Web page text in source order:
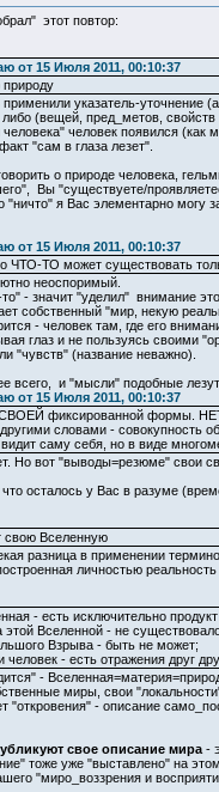
этот повтор:
от 15 Июля 2011, 00:10:37
указатель-уточнение
(вещей, пред_метов, свойств
человека" человек появился
"сам в глаза лезет".
о природе человека,
Вы "существуете/
"ничто" я Вас элементарно могу
от 15 Июля 2011, 00:10:37
ЧТО-ТО может существовать
неоспоримый.
- значит "уделил" внимание
собственный "мир, некую
- человек там, где его
глаз и не пользуясь своими
"чувств" (название неважно).
всего, и "мысли" подобные
от 15 Июля 2011, 00:10:37
фиксированной формы.
словами - совокупность
саму себя, но в виде
Но вот "выводы=резюме" свои
осталось у Вас в разуме
свою Вселенную
разница в применении
личностью
- есть исключительно
этой Вселенной - не
Взрыва - быть не может;
человек - есть отражения друг
-
миры, свои
"откровения" - описание
свое описание мира-
тоже уже "выставлено" на
"миро_воззрения и